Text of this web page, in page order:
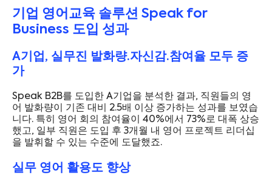
기업 영어교육 솔루션 Speak for
Business 도입 성과
A기업, 실무진 발화량·자신감·참여율 모두 증
가
Speak B2B를 도입한 A기업을 분석한 결과, 직원들의 영
어 발화량이 기존 대비 2.5배 이상 증가하는 성과를 보였습
니다. 특히 영어 회의 참여율이 40%에서 73%로 대폭 상승
했고, 일부 직원은 도입 후 3개월 내 영어 프로젝트 리더십
을 발휘할 수 있는 수준에 도달했죠.
실무 영어 활용도 향상